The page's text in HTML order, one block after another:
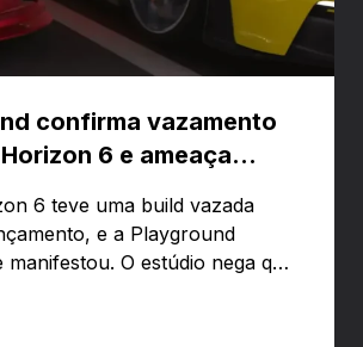
confirma vazamento
6 e ameaça
6 teve uma build vazada
e a Playground
manifestou. O estúdio nega que
que quem usar versões não